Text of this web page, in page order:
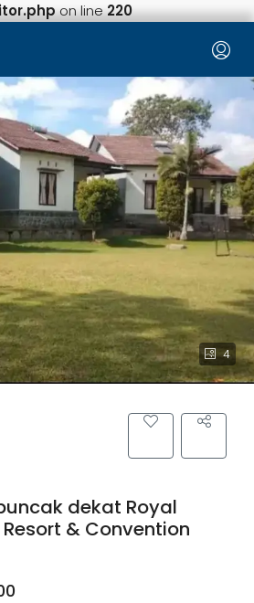
on line220
4
dekat Royal
& Convention